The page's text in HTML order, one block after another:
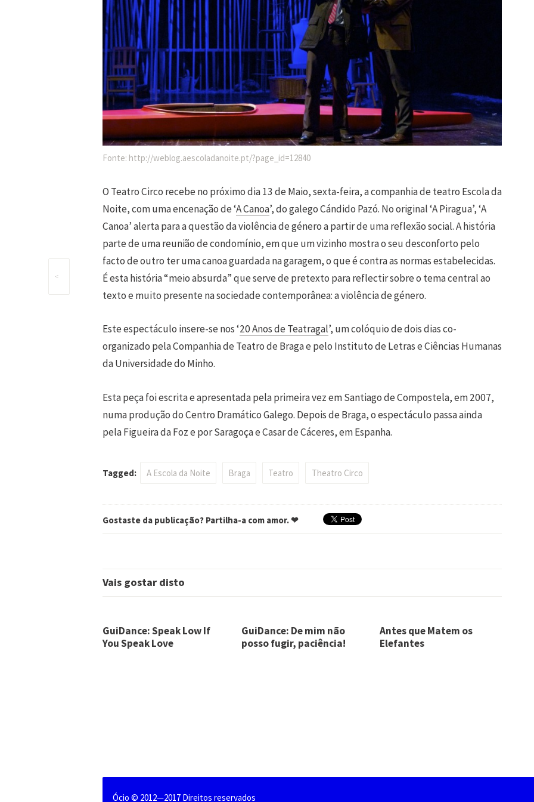
Post
<
Fonte: http://weblog.aescoladanoite.pt/?page_id=12840
O Teatro Circo recebe no próximo dia 13 de Maio, sexta-feira, a companhia de teatro Escola da
Noite, com uma encenação de ‘A Canoa’, do galego Cándido Pazó. No original ‘A Piragua’, ‘A
Canoa’ alerta para a questão da violência de género a partir de uma reflexão social. A história
parte de uma reunião de condomínio, em que um vizinho mostra o seu desconforto pelo
facto de outro ter uma canoa guardada na garagem, o que é contra as normas estabelecidas.
É esta história “meio absurda” que serve de pretexto para reflectir sobre o tema central ao
texto e muito presente na sociedade contemporânea: a violência de género.
Este espectáculo insere-se nos ‘20 Anos de Teatragal’, um colóquio de dois dias co-
organizado pela Companhia de Teatro de Braga e pelo Instituto de Letras e Ciências Humanas
da Universidade do Minho.
Esta peça foi escrita e apresentada pela primeira vez em Santiago de Compostela, em 2007,
numa produção do Centro Dramático Galego. Depois de Braga, o espectáculo passa ainda
pela Figueira da Foz e por Saragoça e Casar de Cáceres, em Espanha.
Tagged: A Escola da Noite Braga Teatro Theatro Circo
Gostaste da publicação? Partilha-a com amor. ❤
Vais gostar disto
GuiDance: Speak Low If
You Speak Love
GuiDance: De mim não
posso fugir, paciência!
Antes que Matem os
Elefantes
Ócio © 2012—2017 Direitos reservados